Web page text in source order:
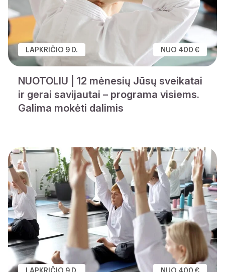
LAPKRIČIO 9 D. NUO 400 €
NUOTOLIU | 12 mėnesių Jūsų sveikatai
ir gerai savijautai – programa visiems.
Galima mokėti dalimis